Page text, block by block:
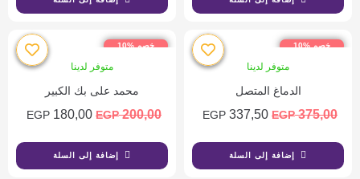
خصم %10
متوفر لدينا
الدماغ المتصل
375,00
EGP
337,50
EGP
إضافة إلى السلة
خصم %10
متوفر لدينا
محمد على بك الكبير
200,00
EGP
180,00
EGP
إضافة إلى السلة